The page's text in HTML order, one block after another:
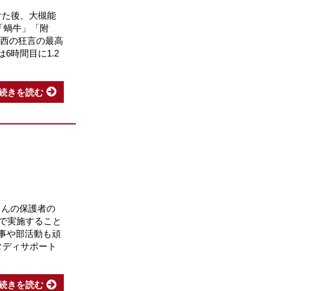
後、大槻能
蝸牛」「附
の狂言の最高
6時間目に1.2
きを読む
の保護者の
実施すること
や部活動も頑
ィサポート
きを読む